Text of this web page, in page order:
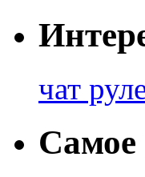
чат
Самое